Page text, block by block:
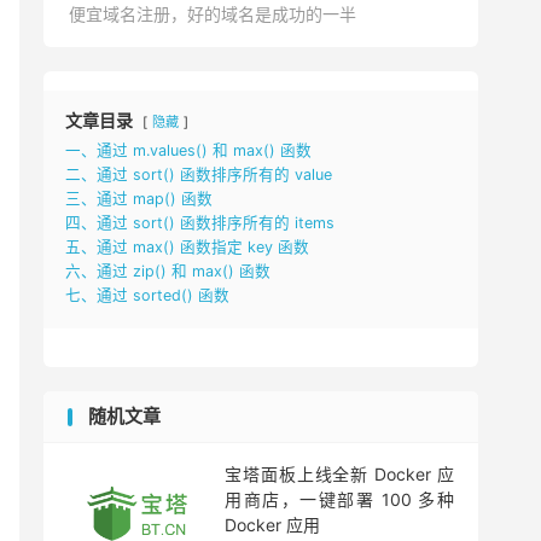
便宜域名注册，好的域名是成功的一半
文章目录 隐藏
一、通过 m.values() 和 max() 函数
二、通过 sort() 函数排序所有的 value
三、通过 map() 函数
四、通过 sort() 函数排序所有的 items
五、通过 max() 函数指定 key 函数
六、通过 zip() 和 max() 函数
七、通过 sorted() 函数
随机文章
宝塔面板上线全新 Docker 应
用商店，一键部署 100 多种
Docker 应用